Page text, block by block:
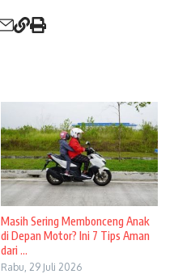
Masih Sering Membonceng Anak
di Depan Motor? Ini 7 Tips Aman
dari ...
Rabu, 29 Juli 2026